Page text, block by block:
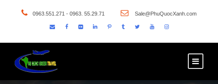
0963.551.271 - 0963. 55.29.71 Sale@PhuQuocXanh.com